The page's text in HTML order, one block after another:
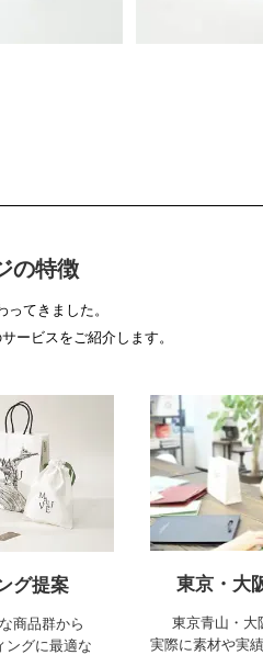
の特徴
てきました。
ービスをご紹介します。
グ提案
商品群から
ングに最適な
東京・大
東京青山・大
実際に素材や実